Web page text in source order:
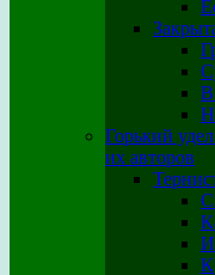
В
Горький
их авторов
И